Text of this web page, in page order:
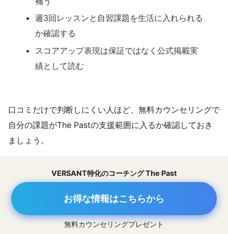
週3回レッスンと自習課題を生活に入れられる
か確認する
スコアアップ表現は保証ではなく公式掲載実
績として読む
口コミだけで判断しにくい人ほど、無料カウンセリングで
自分の課題がThe Pastの支援範囲に入るか確認しておき
ましょう。
VERSANT特化のコーチング The Past
お得な情報はこちらから
無料カウンセリングプレゼント